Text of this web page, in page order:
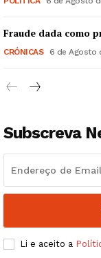
Artigos
Edição Digital
Fraude dada como
CRÓNICAS 6 de Agosto
Subscreva
Li e aceito a